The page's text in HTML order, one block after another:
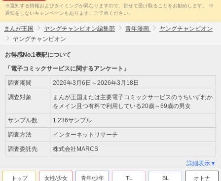
※通知する情報およびタイミングが異なりますので、併せて受け取ることをお勧めします。 ※
通知をしないキャンペーンもあります。ご了承ください。
まんが王国 ヤングチャンピオン編集部 青年漫画
ヤングチャンピオン
ヤングチャンピオン
お得感No.1表記について
「電子コミックサービスに関するアンケート」
調査期間 2026年3月6日～2026年3月18日
調査対象
まんが王国または主要電子コミックサービスのうちいずれか
をメイン且つ有料で利用している20歳～69歳の男女
サンプル数 1,236サンプル
調査方法 インターネットリサーチ
調査委託先 株式会社MARCS
詳細表示▼
トップ 女性/少女 青年/少年 TL BL オトナ